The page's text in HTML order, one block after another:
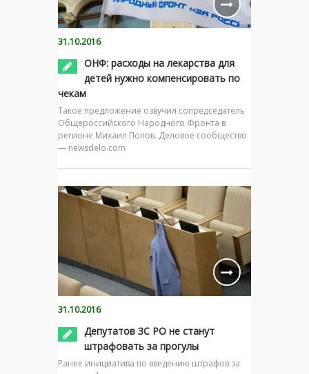
31.10.2016
ОНФ: расходы на лекарства для
детей нужно компенсировать по
чекам
Такое предложение озвучил сопредседатель
Общероссийского Народного Фронта в
регионе Михаил Попов. Деловое сообщество
— newsdelo.com
31.10.2016
Депутатов ЗС РО не станут
штрафовать за прогулы
Ранее инициатива по введению штрафов за